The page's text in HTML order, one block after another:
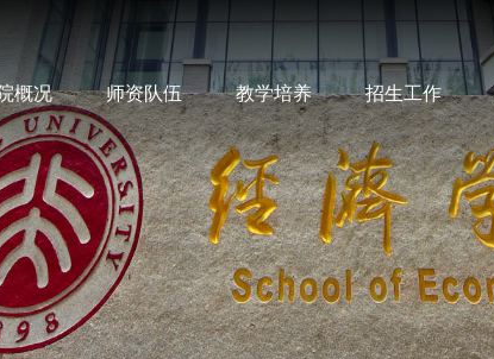
概况 师资队伍 教学培养 招生工作